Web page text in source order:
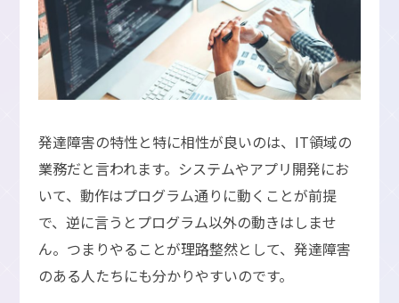
発達障害の特性と特に相性が良いのは、IT領域の
業務だと言われます。システムやアプリ開発にお
いて、動作はプログラム通りに動くことが前提
で、逆に言うとプログラム以外の動きはしませ
ん。つまりやることが理路整然として、発達障害
のある人たちにも分かりやすいのです。